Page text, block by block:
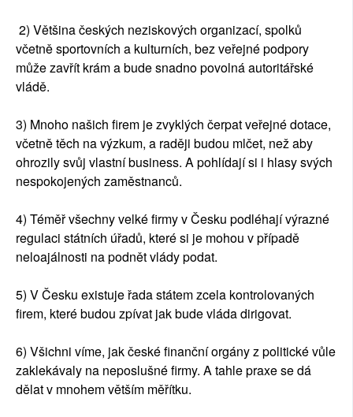
2) Většina českých neziskových organizací, spolků
včetně sportovních a kulturních, bez veřejné podpory
může zavřít krám a bude snadno povolná autoritářské
vládě.
3) Mnoho našich firem je zvyklých čerpat veřejné dotace,
včetně těch na výzkum, a raději budou mlčet, než aby
ohrozily svůj vlastní business. A pohlídají si i hlasy svých
nespokojených zaměstnanců.
4) Téměř všechny velké firmy v Česku podléhají výrazné
regulaci státních úřadů, které si je mohou v případě
neloajálnosti na podnět vlády podat.
5) V Česku existuje řada státem zcela kontrolovaných
firem, které budou zpívat jak bude vláda dirigovat.
6) Všichni víme, jak české finanční orgány z politické vůle
zaklekávaly na neposlušné firmy. A tahle praxe se dá
dělat v mnohem větším měřítku.